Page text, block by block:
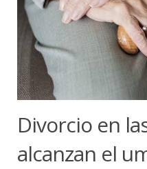
Sentencias
Contacto
Divorcio en
alcanzan el